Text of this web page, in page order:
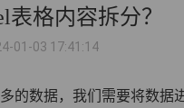
表格内容拆分？
01-03 17:41:14
的数据，我们需要将数据